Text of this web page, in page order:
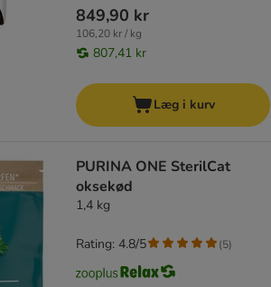
849,90 kr
106,20 kr / kg
807,41 kr
Læg i kurv
PURINA ONE SterilCat
oksekød
1,4 kg
Rating: 4.8/5 (5)